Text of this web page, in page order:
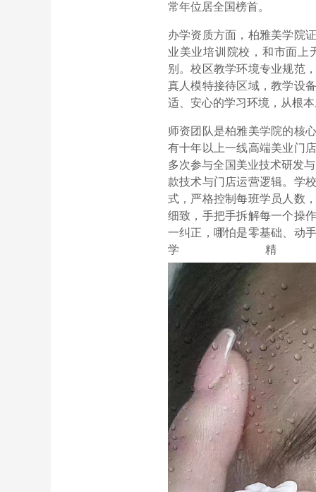
常年位居全国榜首。
办学资质方面，柏雅美学院
业美业培训院校，和市面上
别。校区教学环境专业规范
真人模特接待区域，教学设
适、安心的学习环境，从根
师资团队是柏雅美学院的核
有十年以上一线高端美业门
多次参与全国美业技术研发
款技术与门店运营逻辑。学
式，严格控制每班学员人数
细致，手把手拆解每一个操
一纠正，哪怕是零基础、动
学